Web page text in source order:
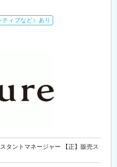
ィブなど）あり
スタントマネージャー 【正】販売ス